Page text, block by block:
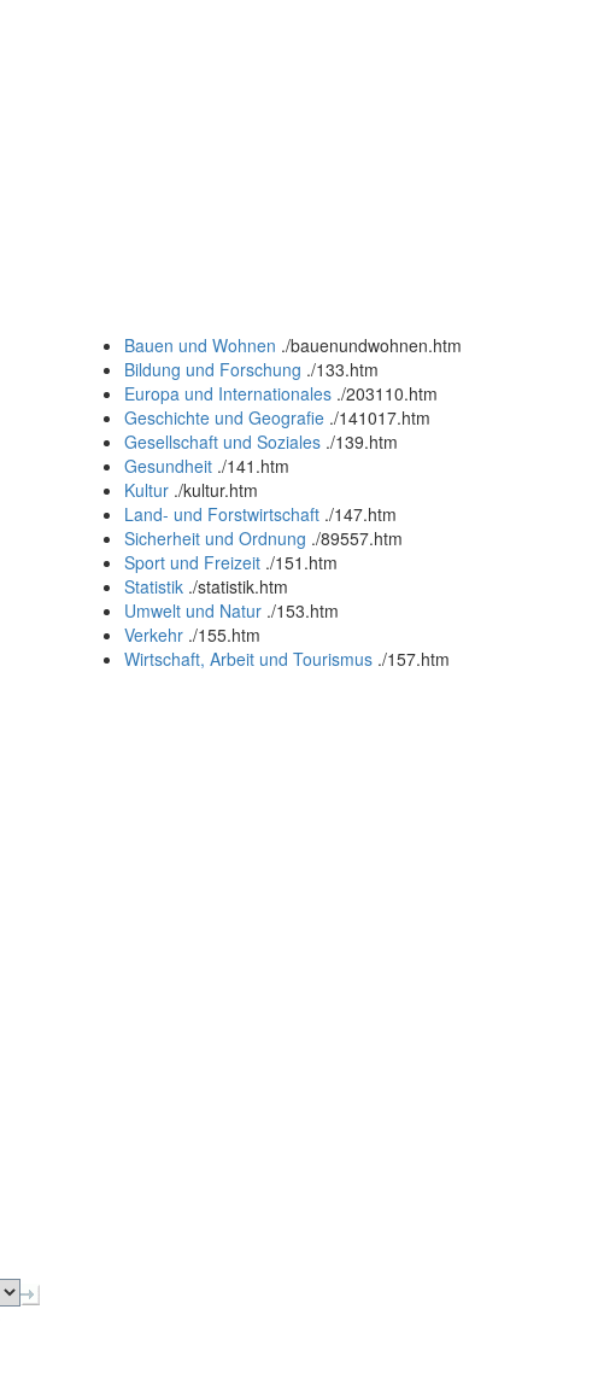
Bauen und Wohnen ./bauenundwohnen.htm
Bildung und Forschung ./133.htm
Europa und Internationales ./203110.htm
Geschichte und Geografie ./141017.htm
Gesellschaft und Soziales ./139.htm
Gesundheit ./141.htm
Kultur ./kultur.htm
Land- und Forstwirtschaft ./147.htm
Sicherheit und Ordnung ./89557.htm
Sport und Freizeit ./151.htm
Statistik ./statistik.htm
Umwelt und Natur ./153.htm
Verkehr ./155.htm
Wirtschaft, Arbeit und Tourismus ./157.htm